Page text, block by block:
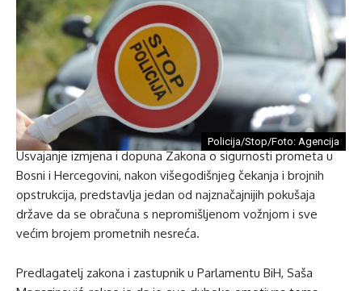
Policija/Stop/Foto: Agencija
Usvajanje izmjena i dopuna Zakona o sigurnosti prometa u
Bosni i Hercegovini, nakon višegodišnjeg čekanja i brojnih
opstrukcija, predstavlja jedan od najznačajnijih pokušaja
države da se obračuna s nepromišljenom vožnjom i sve
većim brojem prometnih nesreća.
Predlagatelj zakona i zastupnik u Parlamentu BiH, Saša